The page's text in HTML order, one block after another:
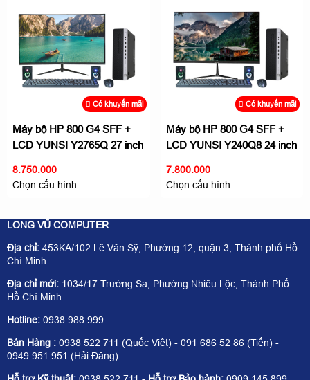
Có khuyến mãi
Máy bộ HP 800 G4 SFF +
LCD YUNSI Y2765Q 27 inch
8.750.000
Chọn cấu hình
Có khuyến mãi
Máy bộ HP 800 G4 SFF +
LCD YUNSI Y240Q8 24 inch
7.800.000
Chọn cấu hình
LONG VŨ COMPUTER
Địa chỉ: 453KA/102 Lê Văn Sỹ, Phường 12, quận 3, Thành phố Hồ
Chí Minh
Địa chỉ mới: 1034/17 Trường Sa, Phường Nhiêu Lộc, Thành Phố
Hồ Chí Minh
Hotline: 0938 988 999
Bán Hàng : 0938 522 711 (Quốc Việt) - 091 686 52 86 (Tiến) -
0949 951 951 (Hải Đăng)